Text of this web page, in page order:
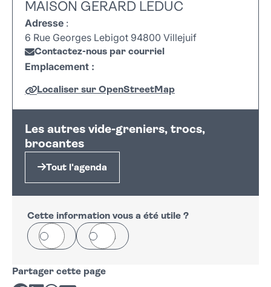
MAISON GERARD LEDUC
Adresse :
6 Rue Georges Lebigot 94800 Villejuif
Contactez-nous par courriel
Emplacement :
Localiser sur OpenStreetMap
+
−
Leaflet
Les autres vide-greniers, trocs,
brocantes
Tout l'agenda
Cette information vous a été utile ?
Oui Non
Partager cette page